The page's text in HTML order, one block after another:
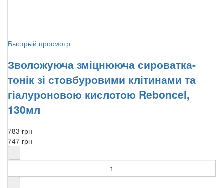
Быстрый просмотр
Зволожуюча зміцнююча сироватка-
тонік зі стовбуровими клітинами та
гіалуроновою кислотою Reboncel,
130мл
783 грн
747 грн